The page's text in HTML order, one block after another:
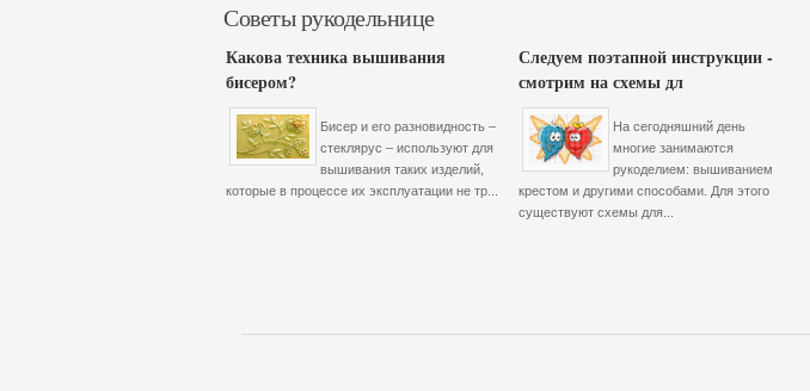
Советы рукодельнице
Какова техника вышивания
бисером?
Бисер и его разновидность –
стеклярус – используют для
вышивания таких изделий,
которые в процессе их эксплуатации не тр...
Следуем поэтапной инструкции -
смотрим на схемы дл
На сегодняшний день
многие занимаются
рукоделием: вышиванием
крестом и другими способами. Для этого
существуют схемы для...